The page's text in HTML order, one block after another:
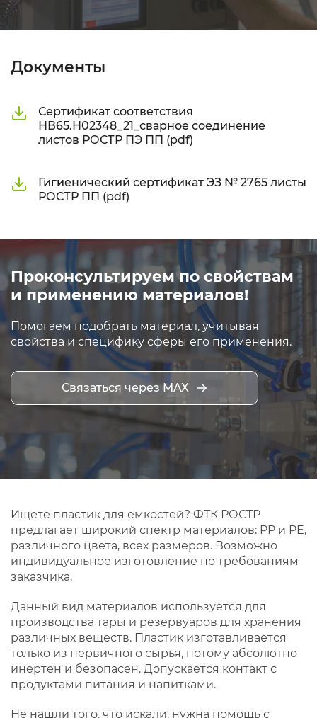
Документы
Сертификат соответствия
НВ65.Н02348_21_сварное соединение
листов РОСТР ПЭ ПП (pdf)
Гигиенический сертификат ЭЗ № 2765 листы
РОСТР ПП (pdf)
Проконсультируем по свойствам
и применению материалов!
Помогаем подобрать материал, учитывая
свойства и специфику сферы его применения.
Связаться через MAX
Ищете пластик для емкостей? ФТК РОСТР
предлагает широкий спектр материалов: PP и PE,
различного цвета, всех размеров. Возможно
индивидуальное изготовление по требованиям
заказчика.
Данный вид материалов используется для
производства тары и резервуаров для хранения
различных веществ. Пластик изготавливается
только из первичного сырья, потому абсолютно
инертен и безопасен. Допускается контакт с
продуктами питания и напитками.
Не нашли того, что искали, нужна помощь с